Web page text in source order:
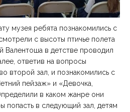
музея ребята познакомились с
с высоты птичье полета
Валентоша в детстве проводил
ответив на вопросы
второй зал, и познакомились с
пейзаж» и «Девочка,
в каком жанре они
попасть в следующий зал, детям